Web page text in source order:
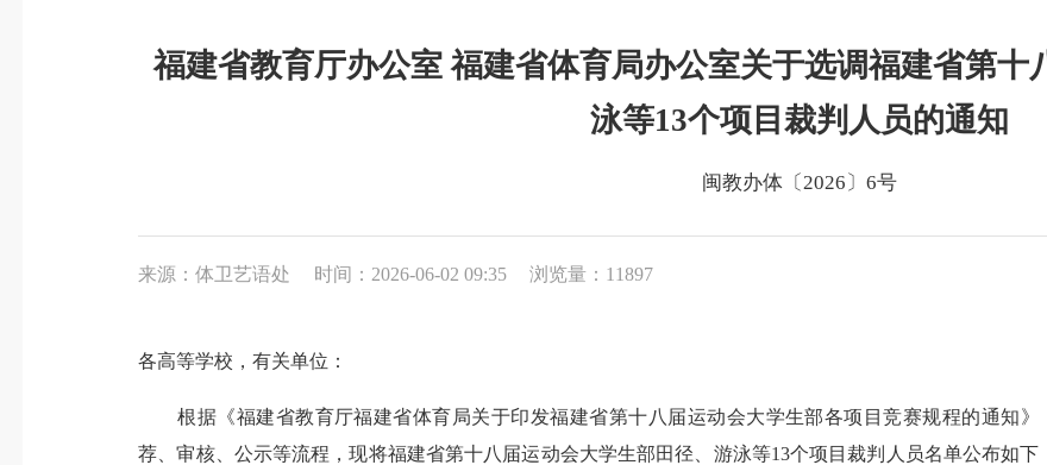
福建省教育厅办公室 福建省体育局办公室关于选调福建省第十
泳等13个项目裁判人员的通知
闽教办体〔2026〕6号
来源：体卫艺语处 时间：2026-06-02 09:35 浏览量：11897
各高等学校，有关单位：
根据《福建省教育厅福建省体育局关于印发福建省第十八届运动会大学生部各项目竞赛规程的通知》
荐、审核、公示等流程，现将福建省第十八届运动会大学生部田径、游泳等13个项目裁判人员名单公布如